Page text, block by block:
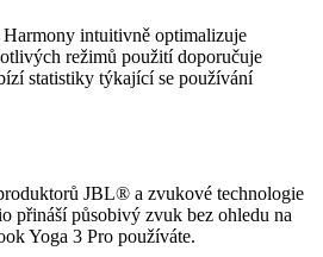
intuitivně optimalizuje
režimů použití doporučuje
statistiky týkající se používání
JBL® a zvukové technologie
přináší působivý zvuk bez ohledu na
Yoga 3 Pro používáte.